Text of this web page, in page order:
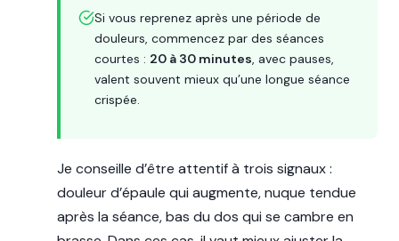
Si vous reprenez après une période de
douleurs, commencez par des séances
courtes : 20 à 30 minutes, avec pauses,
valent souvent mieux qu’une longue séance
crispée.
Je conseille d’être attentif à trois signaux :
douleur d’épaule qui augmente, nuque tendue
après la séance, bas du dos qui se cambre en